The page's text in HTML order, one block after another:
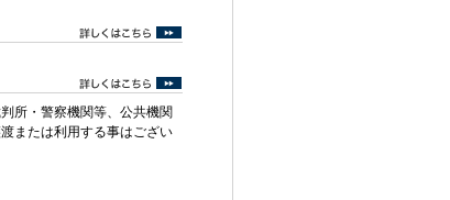
所・警察機関等、公共機関
または利用する事はござい